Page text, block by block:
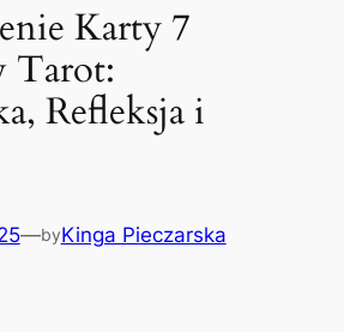
Karty 7
Tarot:
Refleksja i
—byKinga Pieczarska